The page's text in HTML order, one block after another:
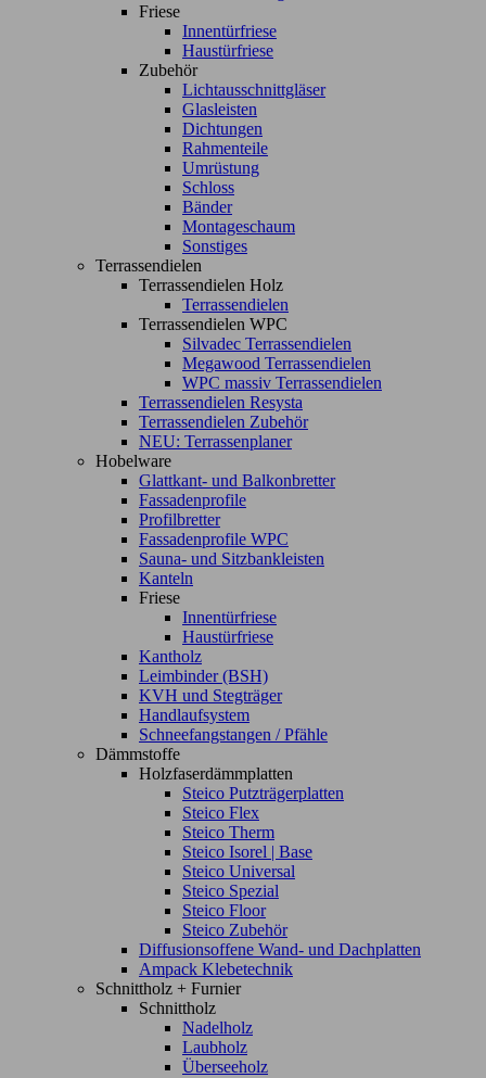
Friese
Innentürfriese
Haustürfriese
Zubehör
Lichtausschnittgläser
Glasleisten
Dichtungen
Rahmenteile
Umrüstung
Schloss
Bänder
Montageschaum
Sonstiges
Terrassendielen
Terrassendielen Holz
Terrassendielen
Terrassendielen WPC
Silvadec Terrassendielen
Megawood Terrassendielen
WPC massiv Terrassendielen
Terrassendielen Resysta
Terrassendielen Zubehör
NEU: Terrassenplaner
Hobelware
Glattkant- und Balkonbretter
Fassadenprofile
Profilbretter
Fassadenprofile WPC
Sauna- und Sitzbankleisten
Kanteln
Friese
Innentürfriese
Haustürfriese
Kantholz
Leimbinder (BSH)
KVH und Stegträger
Handlaufsystem
Schneefangstangen / Pfähle
Dämmstoffe
Holzfaserdämmplatten
Steico Putzträgerplatten
Steico Flex
Steico Therm
Steico Isorel | Base
Steico Universal
Steico Spezial
Steico Floor
Steico Zubehör
Diffusionsoffene Wand- und Dachplatten
Ampack Klebetechnik
Schnittholz + Furnier
Schnittholz
Nadelholz
Laubholz
Überseeholz